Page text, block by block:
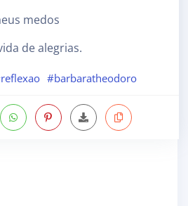
medos
de alegrias.
#barbaratheodoro